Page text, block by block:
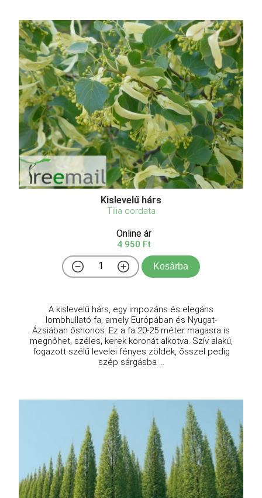
Kislevelű hárs
Tilia cordata
Online ár
4 950 Ft
Kosárba
A kislevelű hárs, egy impozáns és elegáns
lombhullató fa, amely Európában és Nyugat-
Ázsiában őshonos. Ez a fa 20-25 méter magasra is
megnőhet, széles, kerek koronát alkotva. Szív alakú,
fogazott szélű levelei fényes zöldek, ősszel pedig
szép sárgásba ...